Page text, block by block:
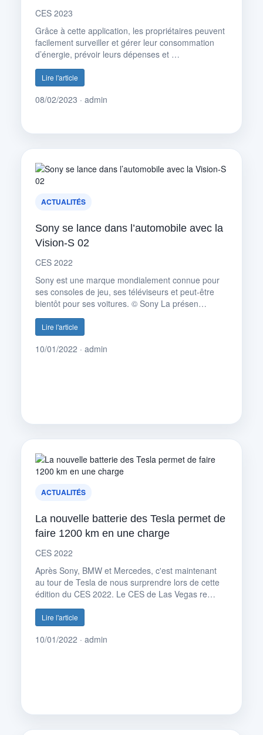
CES 2023
Grâce à cette application, les propriétaires peuvent
facilement surveiller et gérer leur consommation
d’énergie, prévoir leurs dépenses et …
Lire l'article
08/02/2023 · admin
ACTUALITÉS
Sony se lance dans l’automobile avec la
Vision-S 02
CES 2022
Sony est une marque mondialement connue pour
ses consoles de jeu, ses téléviseurs et peut-être
bientôt pour ses voitures. © Sony La présen…
Lire l'article
10/01/2022 · admin
ACTUALITÉS
La nouvelle batterie des Tesla permet de
faire 1200 km en une charge
CES 2022
Après Sony, BMW et Mercedes, c'est maintenant
au tour de Tesla de nous surprendre lors de cette
édition du CES 2022. Le CES de Las Vegas re…
Lire l'article
10/01/2022 · admin